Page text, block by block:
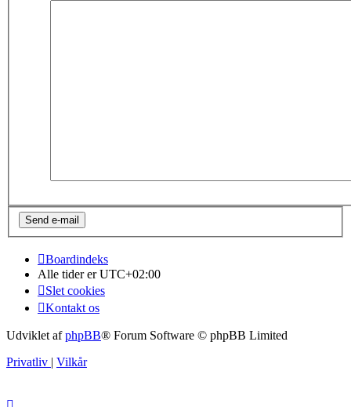
Boardindeks
Alle tider erUTC+02:00
Slet cookies
Kontakt os
Udviklet afphpBB® Forum Software © phpBB Limited
Privatliv
Vilkår